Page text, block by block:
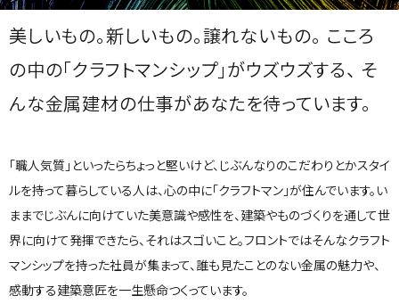
美しいもの。新しいもの。譲れないもの。 こころ
の中の「クラフトマンシップ」がウズウズする、 そ
んな金属建材の仕事があなたを待っています。
「職人気質」といったらちょっと堅いけど、じぶんなりのこだわりとかスタイ
ルを持って暮らしている人は、心の中に「クラフトマン」が住んでいます。い
ままでじぶんに向けていた美意識や感性を、建築やものづくりを通して世
界に向けて発揮できたら、それはスゴいこと。フロントではそんなクラフト
マンシップを持った社員が集まって、誰も見たことのない金属の魅力や、
感動する建築意匠を一生懸命つくっています。